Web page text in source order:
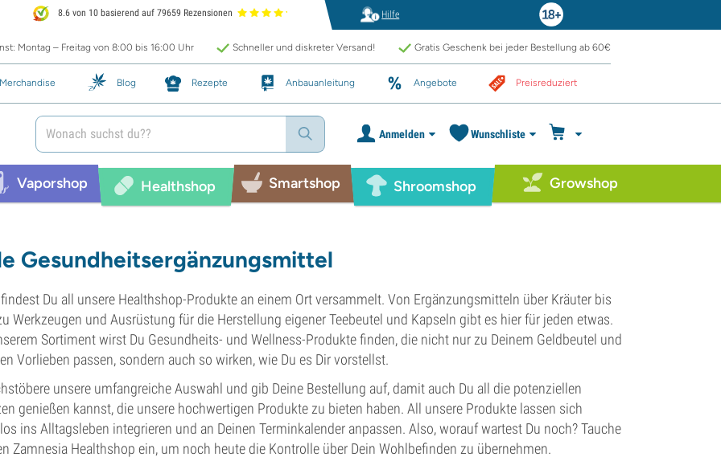
8.6 von 10 basierend auf 79659 Rezensionen Hilfe
Montag – Freitag von 8:00 bis 16:00 Uhr Schneller und diskreter Versand! Gratis Geschenk bei jeder Bestellung ab 60€
Merchandise Blog Rezepte Anbauanleitung Angebote Preisreduziert
Anmelden Wunschliste
Vaporshop Healthshop Smartshop Shroomshop Growshop
Gesundheitsergänzungsmittel
Du all unsere Healthshop-Produkte an einem Ort versammelt. Von Ergänzungsmitteln über Kräuter bis
Werkzeugen und Ausrüstung für die Herstellung eigener Teebeutel und Kapseln gibt es hier für jeden etwas.
Sortiment wirst Du Gesundheits- und Wellness-Produkte finden, die nicht nur zu Deinem Geldbeutel und
Vorlieben passen, sondern auch so wirken, wie Du es Dir vorstellst.
unsere umfangreiche Auswahl und gib Deine Bestellung auf, damit auch Du all die potenziellen
genießen kannst, die unsere hochwertigen Produkte zu bieten haben. All unsere Produkte lassen sich
ins Alltagsleben integrieren und an Deinen Terminkalender anpassen. Also, worauf wartest Du noch? Tauche
Zamnesia Healthshop ein, um noch heute die Kontrolle über Dein Wohlbefinden zu übernehmen.